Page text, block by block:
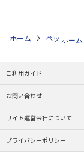
ホーム ペットスト
ホーム
ご利用ガイド
お問い合わせ
サイト運営会社について
プライバシーポリシー